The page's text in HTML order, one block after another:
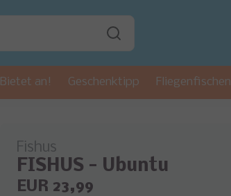
Bietet an! Geschenktipp Fliegenfischen
Fishus
FISHUS - Ubuntu
EUR 23,99